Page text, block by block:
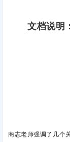
文档说明：
商志老师强调了几个